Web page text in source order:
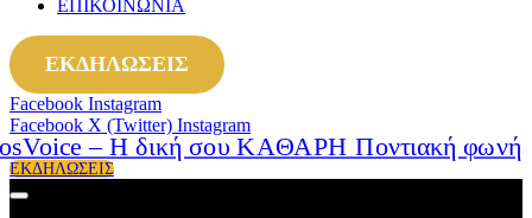
ΕΠΙΚΟΙΝΩΝΙΑ
ΕΚΔΗΛΩΣΕΙΣ
Facebook Instagram
Facebook X (Twitter) Instagram
ΕΚΔΗΛΩΣΕΙΣ